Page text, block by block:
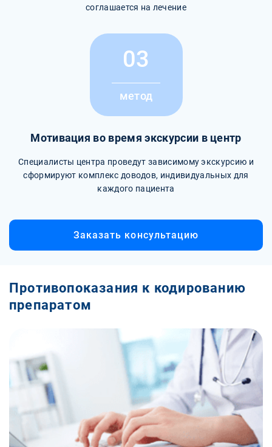
соглашается на лечение
03
метод
Мотивация во время экскурсии в центр
Специалисты центра проведут зависимому экскурсию и
сформируют комплекс доводов, индивидуальных для
каждого пациента
Заказать консультацию
Противопоказания к кодированию
препаратом